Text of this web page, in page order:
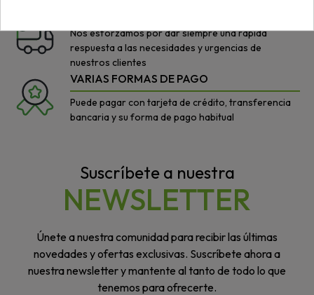
Nos esforzamos por dar siempre una rápida
respuesta a las necesidades y urgencias de
nuestros clientes
VARIAS FORMAS DE PAGO
Puede pagar con tarjeta de crédito, transferencia
bancaria y su forma de pago habitual
Suscríbete a nuestra
NEWSLETTER
Únete a nuestra comunidad para recibir las últimas
novedades y ofertas exclusivas. Suscríbete ahora a
nuestra newsletter y mantente al tanto de todo lo que
tenemos para ofrecerte.